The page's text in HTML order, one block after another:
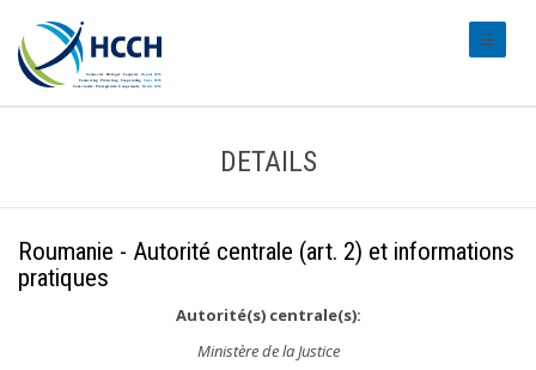
DETAILS
Roumanie - Autorité centrale (art. 2) et informations
pratiques
Autorité(s) centrale(s):
Ministère de la Justice